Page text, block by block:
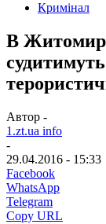
Кримінал
В
Автор -
1.zt.ua info
-
29.04.2016 - 15:33
Facebook
WhatsApp
Telegram
Copy URL